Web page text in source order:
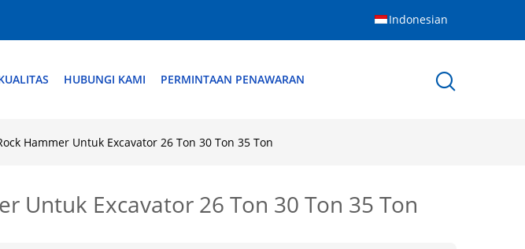
Indonesian
HUBUNGI KAMI PERMINTAAN PENAWARAN
Hammer Untuk Excavator 26 Ton 30 Ton 35 Ton
Untuk Excavator 26 Ton 30 Ton 35 Ton